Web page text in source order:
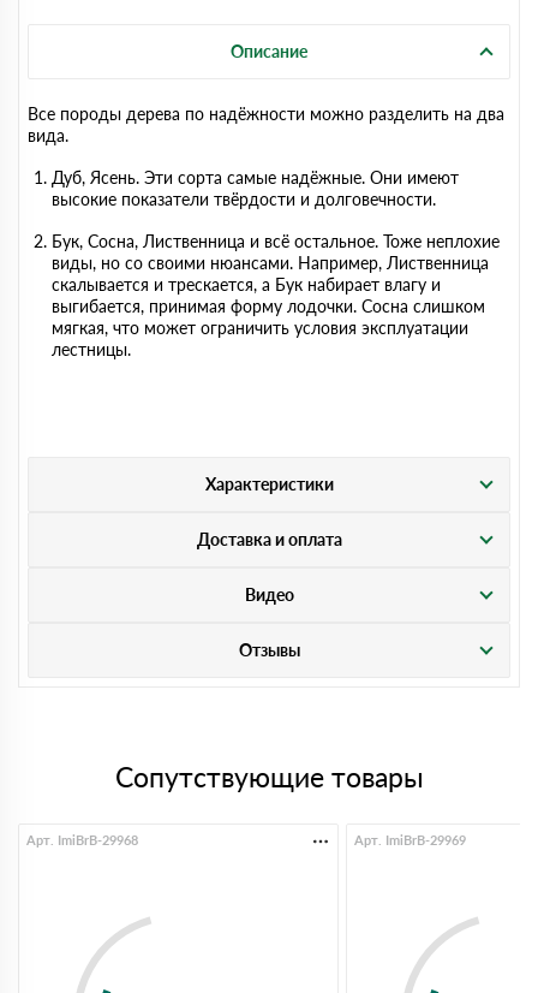
Описание
Все породы дерева по надёжности можно разделить на два
вида.
Дуб, Ясень. Эти сорта самые надёжные. Они имеют
высокие показатели твёрдости и долговечности.
Бук, Сосна, Лиственница и всё остальное. Тоже неплохие
виды, но со своими нюансами. Например, Лиственница
скалывается и трескается, а Бук набирает влагу и
выгибается, принимая форму лодочки. Сосна слишком
мягкая, что может ограничить условия эксплуатации
лестницы.
Характеристики
Доставка и оплата
Видео
Отзывы
Сопутствующие товары
Арт. ImiBrB-29968 Арт. ImiBrB-29969